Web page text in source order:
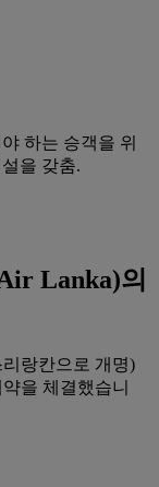
하는 승객을 위
을 갖춤.
Lanka)의
랑칸으로 개명)
을 체결했습니